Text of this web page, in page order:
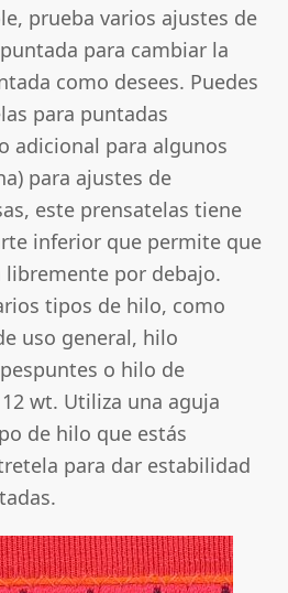
prueba varios ajustes de
para cambiar la
como desees. Puedes
para puntadas
adicional para algunos
para ajustes de
este prensatelas tiene
inferior que permite que
libremente por debajo.
tipos de hilo, como
uso general, hilo
o hilo de
wt. Utiliza una aguja
de hilo que estás
para dar estabilidad